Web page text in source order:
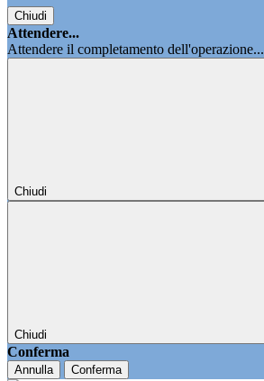
Chiudi
Attendere...
Attendere il completamento dell'operazione...
Chiudi
Chiudi
Conferma
Annulla Conferma